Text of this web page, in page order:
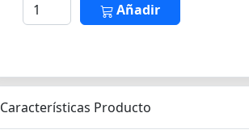
Añadir
Características Producto